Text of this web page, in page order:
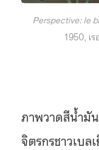
Perspective: le
1950, เ
ภาพวาดสีน้ำมั
จิตรกรชาวเบ